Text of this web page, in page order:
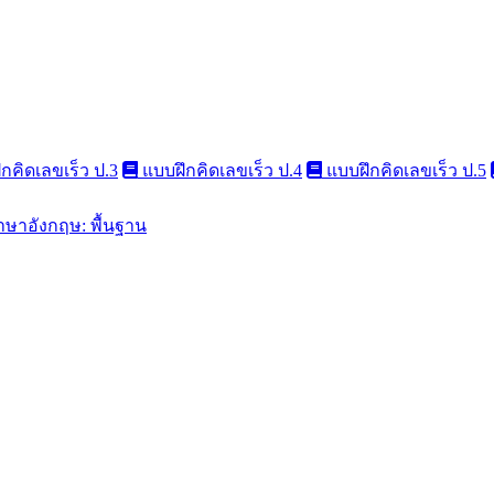
คิดเลขเร็ว ป.3 แบบฝึกคิดเลขเร็ว ป.4 แบบฝึกคิดเลขเร็ว ป.5
ษาอังกฤษ: พื้นฐาน